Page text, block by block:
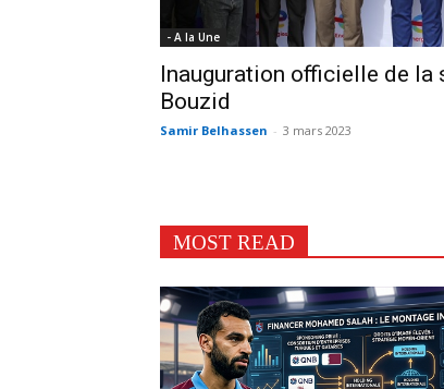
- A la Une
Inauguration officielle de
Bouzid
Samir Belhassen - 3 mars 2023
MOST READ